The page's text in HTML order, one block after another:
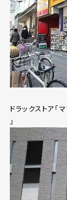
ドラックストア「
」